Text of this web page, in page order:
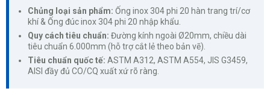
Chủng loại sản phẩm: Ống inox 304 phi 20 hàn trang trí/cơ
khí & Ống đúc inox 304 phi 20 nhập khẩu.
Quy cách tiêu chuẩn: Đường kính ngoài Ø20mm, chiều dài
tiêu chuẩn 6.000mm (hỗ trợ cắt lẻ theo bản vẽ).
Tiêu chuẩn quốc tế: ASTM A312, ASTM A554, JIS G3459,
AISI đầy đủ CO/CQ xuất xứ rõ ràng.